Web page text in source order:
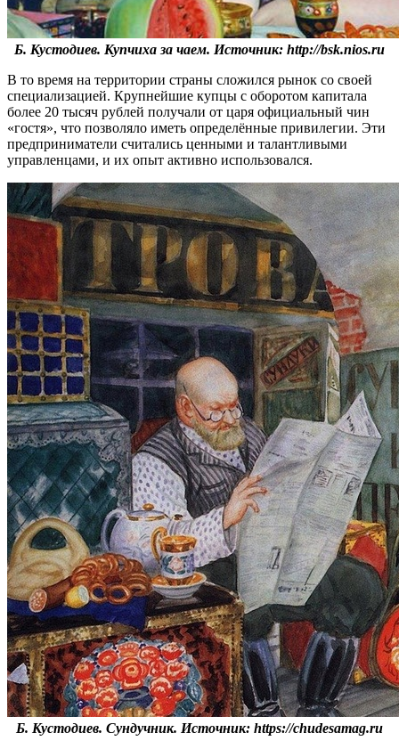
Б. Кустодиев. Купчиха за чаем. Источник: http://bsk.nios.ru
В то время на территории страны сложился рынок со своей
специализацией. Крупнейшие купцы с оборотом капитала
более 20 тысяч рублей получали от царя официальный чин
«гостя», что позволяло иметь определённые привилегии. Эти
предприниматели считались ценными и талантливыми
управленцами, и их опыт активно использовался.
Б. Кустодиев. Сундучник. Источник: https://chudesamag.ru